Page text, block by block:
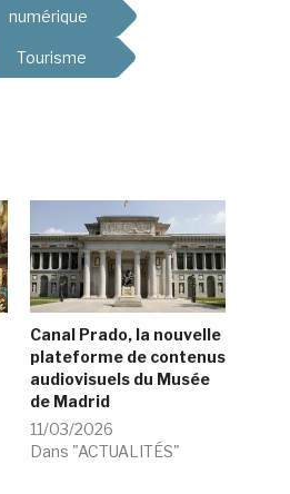
numérique
Tourisme
Canal Prado, la nouvelle
plateforme de contenus
audiovisuels du Musée
de Madrid
11/03/2026
Dans "ACTUALITÉS"